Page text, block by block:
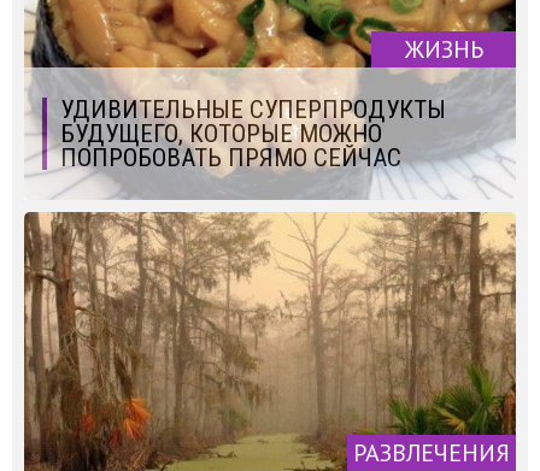
ЖИЗНЬ
УДИВИТЕЛЬНЫЕ СУПЕРПРОДУКТЫ
БУДУЩЕГО, КОТОРЫЕ МОЖНО
ПОПРОБОВАТЬ ПРЯМО СЕЙЧАС
РАЗВЛЕЧЕНИЯ